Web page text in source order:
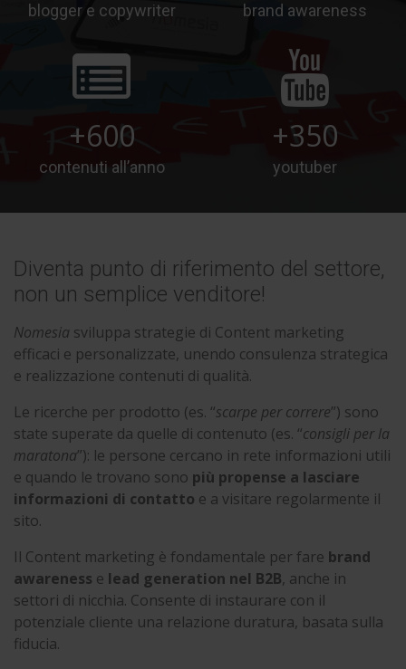
blogger e copywriter brand awareness
+600
contenuti all’anno
+350
youtuber
Diventa punto di riferimento del settore,
non un semplice venditore!
Nomesia sviluppa strategie di Content marketing
efficaci e personalizzate, unendo consulenza strategica
e realizzazione contenuti di qualità.
Le ricerche per prodotto (es. “scarpe per correre”) sono
state superate da quelle di contenuto (es. “consigli per la
maratona”): le persone cercano in rete informazioni utili
e quando le trovano sono più propense a lasciare
informazioni di contatto e a visitare regolarmente il
sito.
Il Content marketing è fondamentale per fare brand
awareness e lead generation nel B2B, anche in
settori di nicchia. Consente di instaurare con il
potenziale cliente una relazione duratura, basata sulla
fiducia.